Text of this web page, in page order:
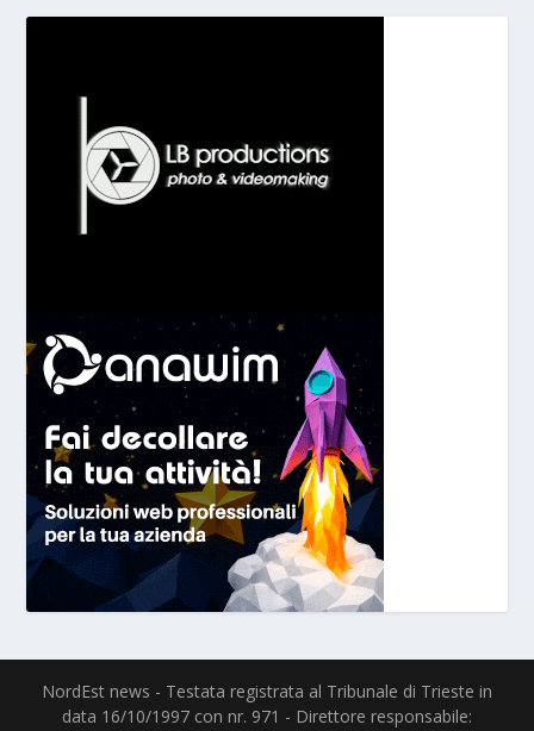
NordEst news - Testata registrata al Tribunale di Trieste in
data 16/10/1997 con nr. 971 - Direttore responsabile: